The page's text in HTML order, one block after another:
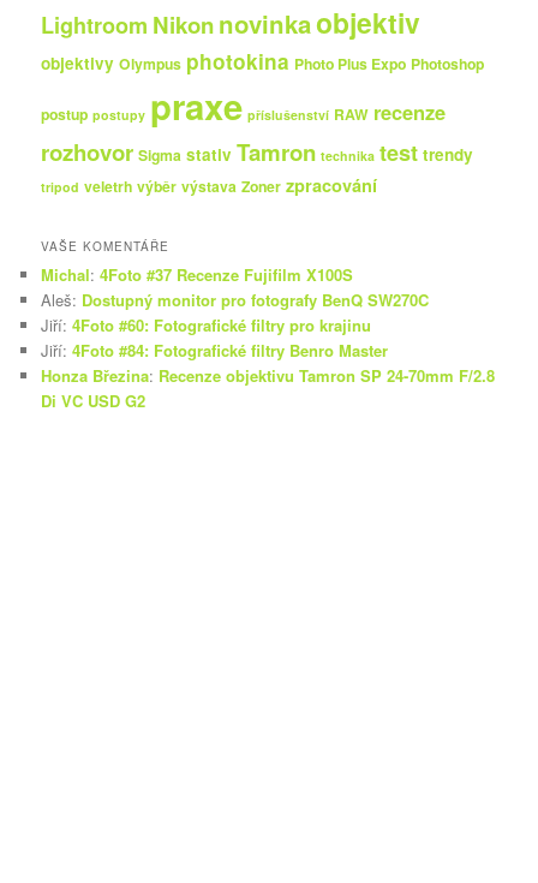
Lightroom Nikonnovinkaobjektiv
objektivy Olympus photokina Photo Plus Expo Photoshop
postup postupy praxe příslušenství RAW recenze
rozhovor Sigma stativ Tamron technika test trendy
tripod veletrh výběr výstava Zoner zpracování
VAŠE KOMENTÁŘE
Michal:4Foto #37 Recenze Fujifilm X100S
Aleš: Dostupný monitor pro fotografy BenQ SW270C
Jiří:4Foto #60: Fotografické filtry pro krajinu
Jiří:4Foto #84: Fotografické filtry Benro Master
Honza Březina: Recenze objektivu Tamron SP 24-70mm F/2.8
Di VC USD G2